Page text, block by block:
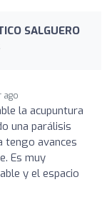
SALGUERO
ago
la acupuntura
una parálisis
tengo avances
Es muy
y el espacio